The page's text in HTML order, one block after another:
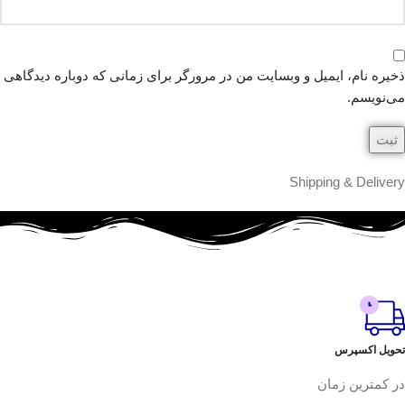
ذخیره نام، ایمیل و وبسایت من در مرورگر برای زمانی که دوباره دیدگاهی
می‌نویسم.
Shipping & Delivery
تحویل اکسپرس
در کمترین زمان